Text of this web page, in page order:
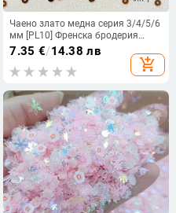
Чаено злато медна серия 3/4/5/6
мм [PL10] Френска бродерия
Аксесоари за сватбена рокля PET
ръчно пришити пайети
7.35 €/14.38 лв
add_shopping_cart